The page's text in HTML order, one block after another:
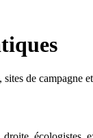
de campagne